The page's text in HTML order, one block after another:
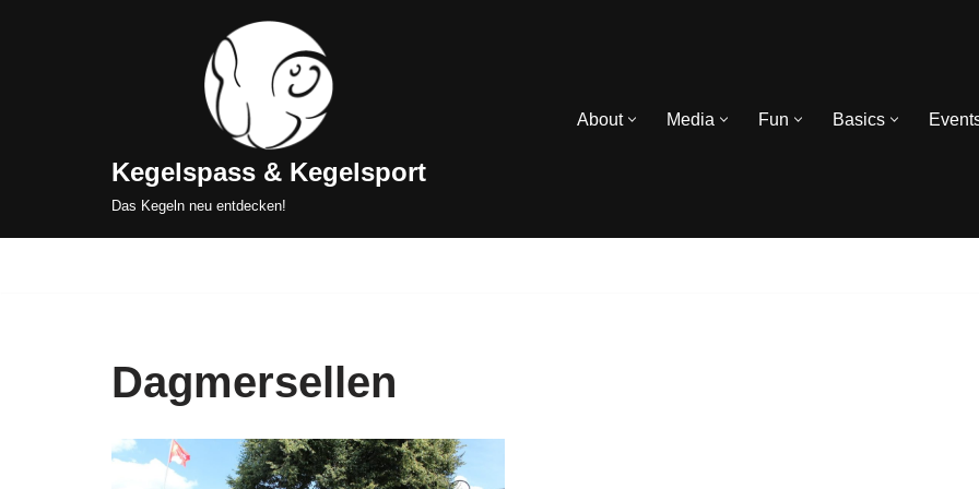
Kegelspass & Kegelsport
Das Kegeln neu entdecken!
About Media Fun Basics
Dagmersellen